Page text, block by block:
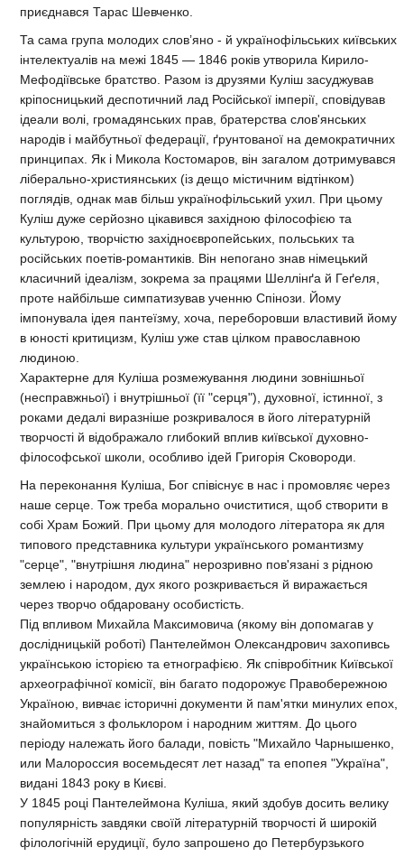
приєднався Тарас Шевченко.
Та сама група молодих слов’яно - й українофільських київських
інтелектуалів на межі 1845 — 1846 років утворила Кирило-
Мефодіївське братство. Разом із друзями Куліш засуджував
кріпосницький деспотичний лад Російської імперії, сповідував
ідеали волі, громадянських прав, братерства слов'янських
народів і майбутньої федерації, ґрунтованої на демократичних
принципах. Як і Микола Костомаров, він загалом дотримувався
ліберально-християнських (із дещо містичним відтінком)
поглядів, однак мав більш українофільський ухил. При цьому
Куліш дуже серйозно цікавився західною філософією та
культурою, творчістю західноєвропейських, польських та
російських поетів-романтиків. Він непогано знав німецький
класичний ідеалізм, зокрема за працями Шеллінґа й Геґеля,
проте найбільше симпатизував ученню Спінози. Йому
імпонувала ідея пантеїзму, хоча, переборовши властивий йому
в юності критицизм, Куліш уже став цілком православною
людиною.
Характерне для Куліша розмежування людини зовнішньої
(несправжньої) і внутрішньої (її "серця"), духовної, істинної, з
роками дедалі виразніше розкривалося в його літературній
творчості й відображало глибокий вплив київської духовно-
філософської школи, особливо ідей Григорія Сковороди.
На переконання Куліша, Бог співіснує в нас і промовляє через
наше серце. Тож треба морально очиститися, щоб створити в
собі Храм Божий. При цьому для молодого літератора як для
типового представника культури українського романтизму
"серце", "внутрішня людина" нерозривно пов'язані з рідною
землею і народом, дух якого розкривається й виражається
через творчо обдаровану особистість.
Під впливом Михайла Максимовича (якому він допомагав у
дослідницькій роботі) Пантелеймон Олександрович захопивсь
українською історією та етнографією. Як співробітник Київської
археографічної комісії, він багато подорожує Правобережною
Україною, вивчає історичні документи й пам'ятки минулих епох,
знайомиться з фольклором і народним життям. До цього
періоду належать його балади, повість "Михайло Чарнышенко,
или Малороссия восемьдесят лет назад" та епопея "Україна",
видані 1843 року в Києві.
У 1845 році Пантелеймона Куліша, який здобув досить велику
популярність завдяки своїй літературній творчості й широкій
філологічній ерудиції, було запрошено до Петербурзького